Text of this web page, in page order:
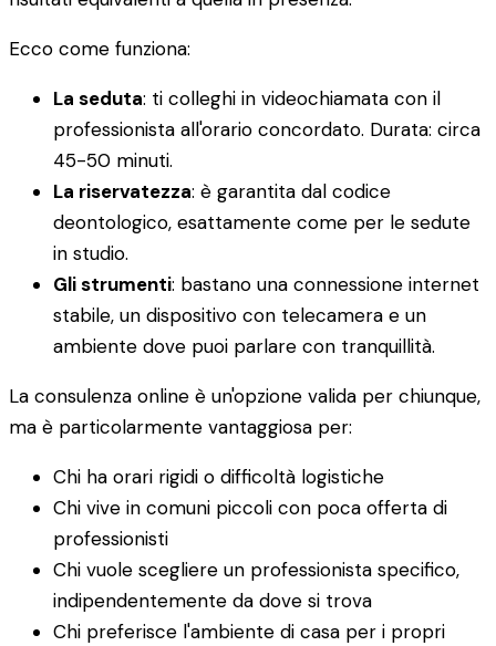
Ecco come funziona:
La seduta: ti colleghi in videochiamata con il
professionista all'orario concordato. Durata: circa
45-50 minuti.
La riservatezza: è garantita dal codice
deontologico, esattamente come per le sedute
in studio.
Gli strumenti: bastano una connessione internet
stabile, un dispositivo con telecamera e un
ambiente dove puoi parlare con tranquillità.
La consulenza online è un'opzione valida per chiunque,
ma è particolarmente vantaggiosa per:
Chi ha orari rigidi o difficoltà logistiche
Chi vive in comuni piccoli con poca offerta di
professionisti
Chi vuole scegliere un professionista specifico,
indipendentemente da dove si trova
Chi preferisce l'ambiente di casa per i propri